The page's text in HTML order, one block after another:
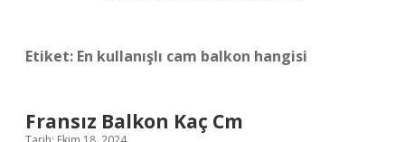
Etiket: En kullanışlı cam balkon hangisi
Fransız Balkon Kaç Cm